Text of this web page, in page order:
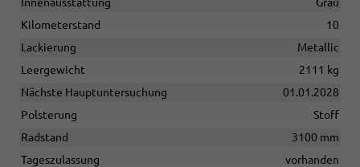
Kilometerstand
10
Lackierung
Metallic
Leergewicht
2111 kg
Nächste Hauptuntersuchung
01.01.2028
Polsterung
Stoff
Radstand
3100 mm
Tageszulassung
vorhanden